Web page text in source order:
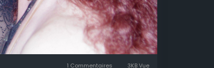
1 Commentaires 3KB Vue